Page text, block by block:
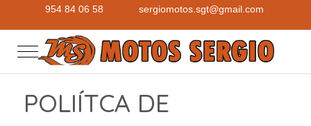
954 84 06 58 sergiomotos.sgt@gmail.com
Mobile Menu Toggle
POLIÍTCA DE